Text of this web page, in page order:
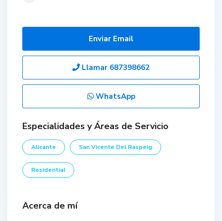
Enviar Email
Llamar 687398662
WhatsApp
Especialidades y Áreas de Servicio
Alicante San Vicente Del Raspeig
Residential
Acerca de mí